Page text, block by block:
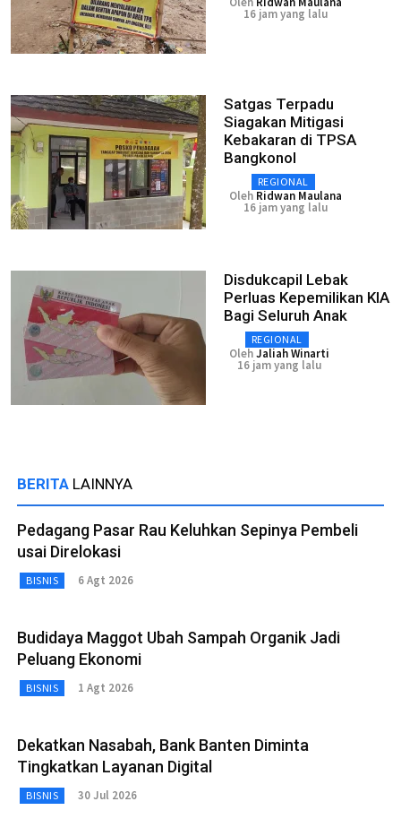
16 jam yang lalu
Satgas Terpadu
Siagakan Mitigasi
Kebakaran di TPSA
Bangkonol
REGIONAL
Oleh Ridwan Maulana
16 jam yang lalu
Disdukcapil Lebak
Perluas Kepemilikan KIA
Bagi Seluruh Anak
REGIONAL
OlehJaliah Winarti
16 jam yang lalu
BERITA LAINNYA
Pedagang Pasar Rau Keluhkan Sepinya Pembeli
usai Direlokasi
BISNIS 6 Agt 2026
Budidaya Maggot Ubah Sampah Organik Jadi
Peluang Ekonomi
BISNIS 1 Agt 2026
Dekatkan Nasabah, Bank Banten Diminta
Tingkatkan Layanan Digital
BISNIS 30 Jul 2026